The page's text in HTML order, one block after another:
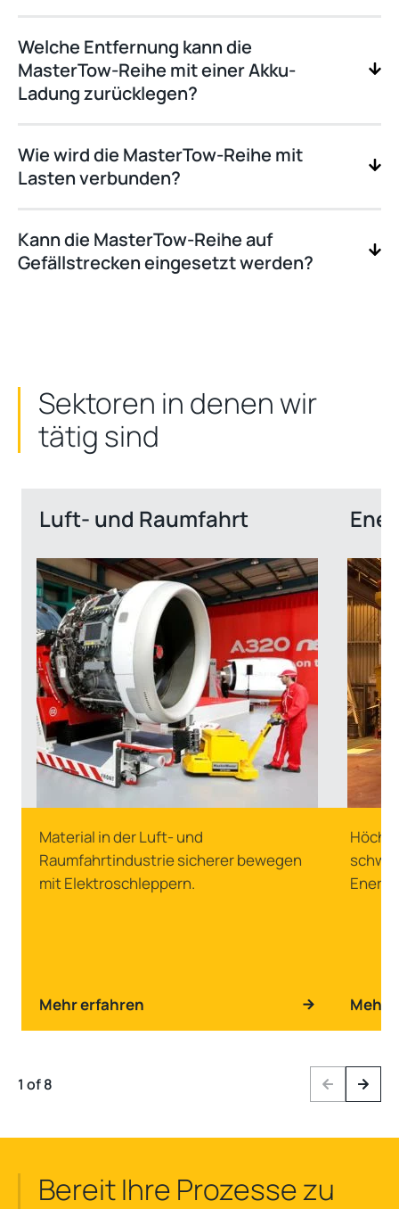
Welche Entfernung kann die
MasterTow-Reihe mit einer Akku-
Ladung zurücklegen?
Wie wird die MasterTow-Reihe mit
Lasten verbunden?
Kann die MasterTow-Reihe auf
Gefällstrecken eingesetzt werden?
Sektoren in denen wir
tätig sind
Luft- und Raumfahrt
Material in der Luft- und
Raumfahrtindustrie sicherer bewegen
mit Elektroschleppern.
Mehr erfahren Mehr
1 of 8 PreviousNext
Bereit Ihre Prozesse zu